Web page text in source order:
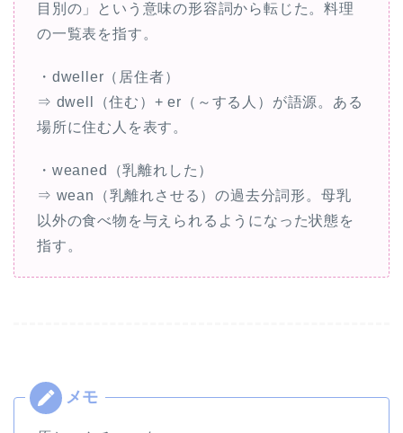
目別の」という意味の形容詞から転じた。料理
の一覧表を指す。
・dweller（居住者）
⇒ dwell（住む）+ er（～する人）が語源。ある
場所に住む人を表す。
・weaned（乳離れした）
⇒ wean（乳離れさせる）の過去分詞形。母乳
以外の食べ物を与えられるようになった状態を
指す。